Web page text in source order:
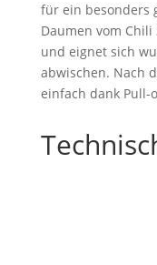
für ein besonders
Daumen vom
und eignet sich
abwischen. Nach
einfach dank Pull-